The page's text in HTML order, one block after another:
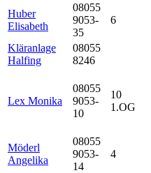
Huber
Elisabeth
08055
9053-
35
6
Kläranlage
Halfing
08055
8246
Lex Monika
08055
9053-
10
10
1.OG
Möderl
Angelika
08055
9053-
14
4